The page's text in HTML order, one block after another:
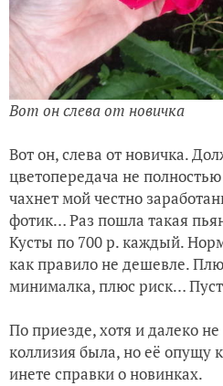
Вот он слева от новичка
Вот он, слева от новичка.
цветопередача не
чахнет мой честно
фотик… Раз пошла такая
Кусты по 700 р. каждый.
как правило не дешевле.
минималка, плюс риск…
По приезде, хотя и далеко
коллизия была, но её опущу
инете справки о новинках.